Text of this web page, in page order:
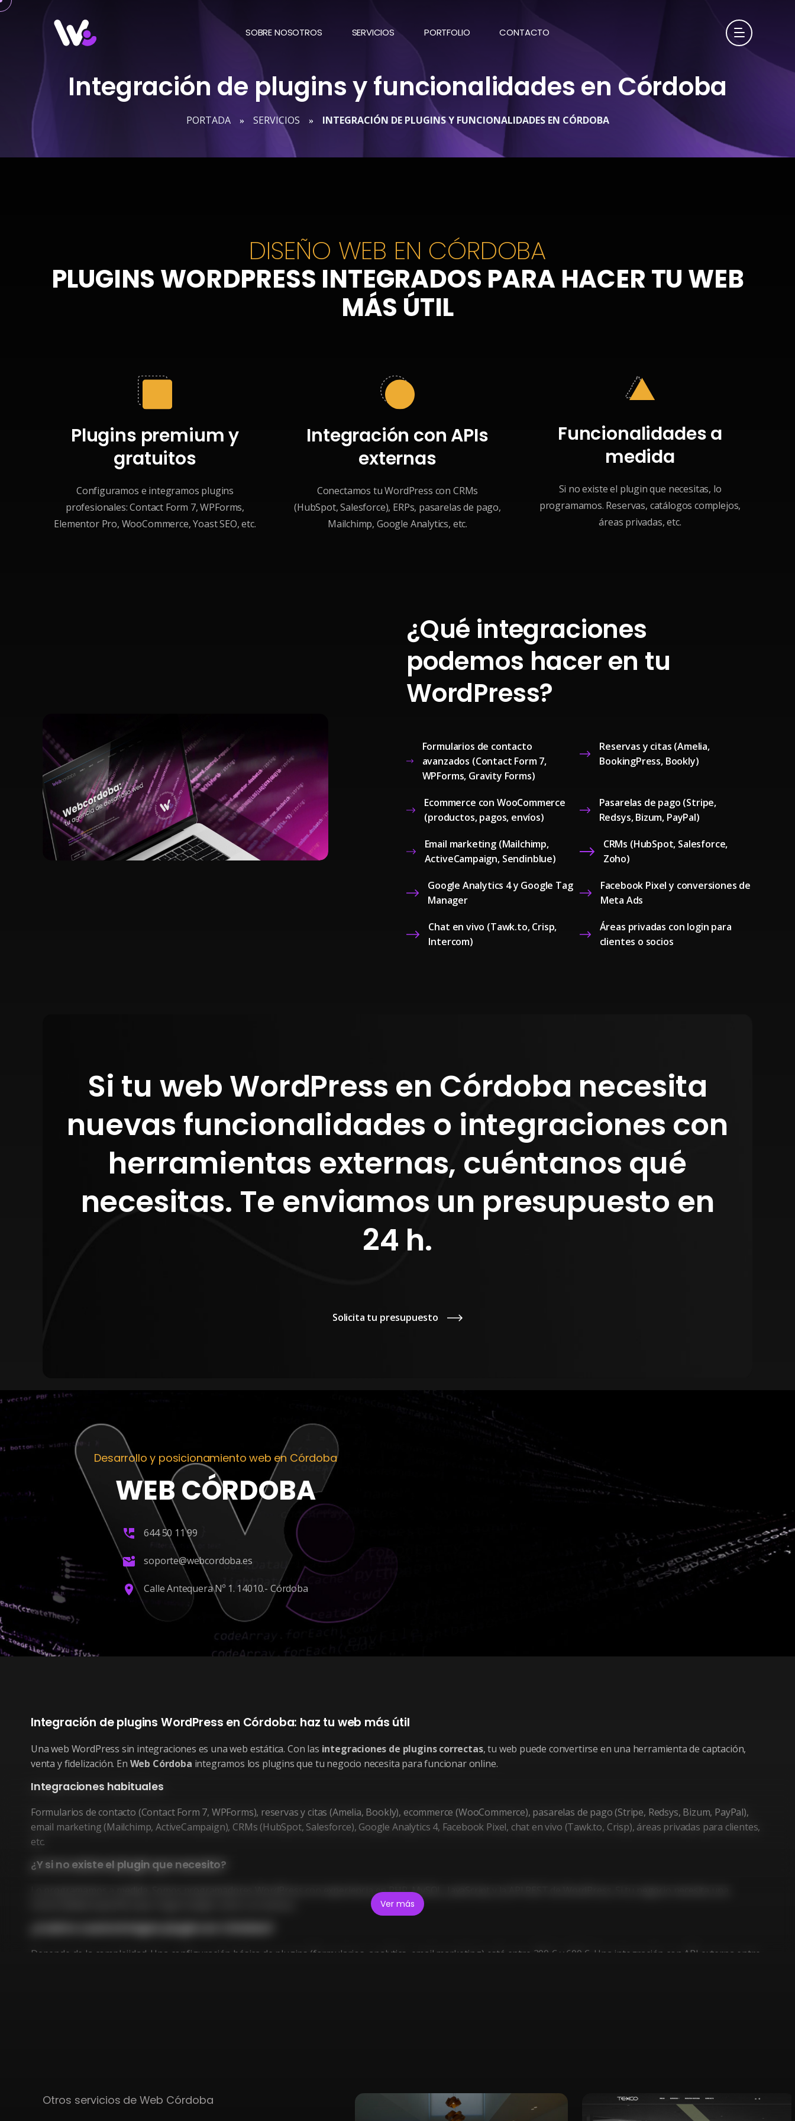
Saltar
SOBRE NOSOTROS SERVICIOS PORTFOLIO CONTACTO
Integración de plugins y funcionalidades en Córdoba
PORTADA » SERVICIOS » INTEGRACIÓN DE PLUGINS Y FUNCIONALIDADES EN CÓRDOBA
DISEÑO WEB EN CÓRDOBA
PLUGINS WORDPRESS INTEGRADOS PARA HACER TU WEB
MÁS ÚTIL
Plugins premium y
gratuitos
Configuramos e integramos plugins
profesionales: Contact Form 7, WPForms,
Elementor Pro, WooCommerce, Yoast SEO, etc.
Integración con APIs
externas
Conectamos tu WordPress con CRMs
(HubSpot, Salesforce), ERPs, pasarelas de pago,
Mailchimp, Google Analytics, etc.
Funcionalidades a
medida
Si no existe el plugin que necesitas, lo
programamos. Reservas, catálogos complejos,
áreas privadas, etc.
¿Qué integraciones
podemos hacer en tu
WordPress?
Formularios de contacto
avanzados (Contact Form 7,
WPForms, Gravity Forms)
Reservas y citas (Amelia,
BookingPress, Bookly)
Ecommerce con WooCommerce
(productos, pagos, envíos)
Pasarelas de pago (Stripe,
Redsys, Bizum, PayPal)
Email marketing (Mailchimp,
ActiveCampaign, Sendinblue)
CRMs (HubSpot, Salesforce,
Zoho)
Google Analytics 4 y Google Tag
Manager
Facebook Pixel y conversiones de
Meta Ads
Chat en vivo (Tawk.to, Crisp,
Intercom)
Áreas privadas con login para
clientes o socios
Si tu web WordPress en Córdoba necesita
nuevas funcionalidades o integraciones con
herramientas externas, cuéntanos qué
necesitas. Te enviamos un presupuesto en
24 h.
Solicita tu presupuesto
Desarrollo y posicionamiento web en Córdoba
WEB CÓRDOBA
644 50 11 99
soporte@webcordoba.es
Calle Antequera Nº 1. 14010.- Córdoba
Integración de plugins WordPress en Córdoba: haz tu web más útil
Una web WordPress sin integraciones es una web estática. Con las integraciones de plugins correctas, tu web puede convertirse en una herramienta de captación,
venta y fidelización. En Web Córdoba integramos los plugins que tu negocio necesita para funcionar online.
Integraciones habituales
Formularios de contacto (Contact Form 7, WPForms), reservas y citas (Amelia, Bookly), ecommerce (WooCommerce), pasarelas de pago (Stripe, Redsys, Bizum, PayPal),
email marketing (Mailchimp, ActiveCampaign), CRMs (HubSpot, Salesforce), Google Analytics 4, Facebook Pixel, chat en vivo (Tawk.to, Crisp), áreas privadas para clientes,
etc.
¿Y si no existe el plugin que necesito?
Lo programamos a medida. Somos programadores WordPress con experiencia en PHP, MySQL, JavaScript y la API REST de WordPress. Si tu negocio necesita una
Depende de la complejidad. Una configuración básica de plugins (formularios, analytics, email marketing) está entre 200 € y 600 €. Una integración con API externa entre
Ver más
Otros servicios de Web Córdoba